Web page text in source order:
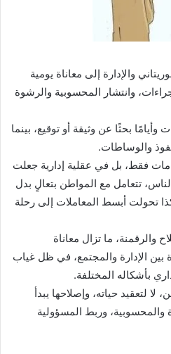
والإدارة إلى معاناة يومية
وانتشار المحسوبية والرشوة
بحثًا عن وثيقة أو توقيع، بينما
والوساطات.
فقط، بل في عقلية إدارية جعلت
تتعامل مع المواطن بتعالٍ بدل
تحولت أبسط المعاملات إلى رحلة
والرقمنة، ما تزال معاناة
الإدارة والمجتمع، في ظل غياب
بأشكاله المختلفة.
لتعقيد حياته، وإصلاحها يبدأ
والمحسوبية، وربط المسؤولية